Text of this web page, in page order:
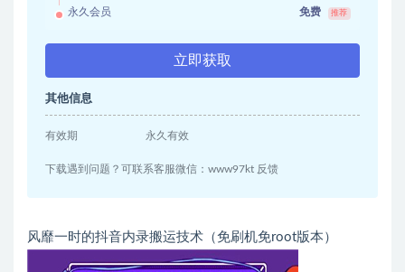
永久会员 免费 推荐
立即获取
其他信息
有效期 永久有效
下载遇到问题？可联系客服微信：www97kt 反馈
风靡一时的抖音内录搬运技术（免刷机免root版本）